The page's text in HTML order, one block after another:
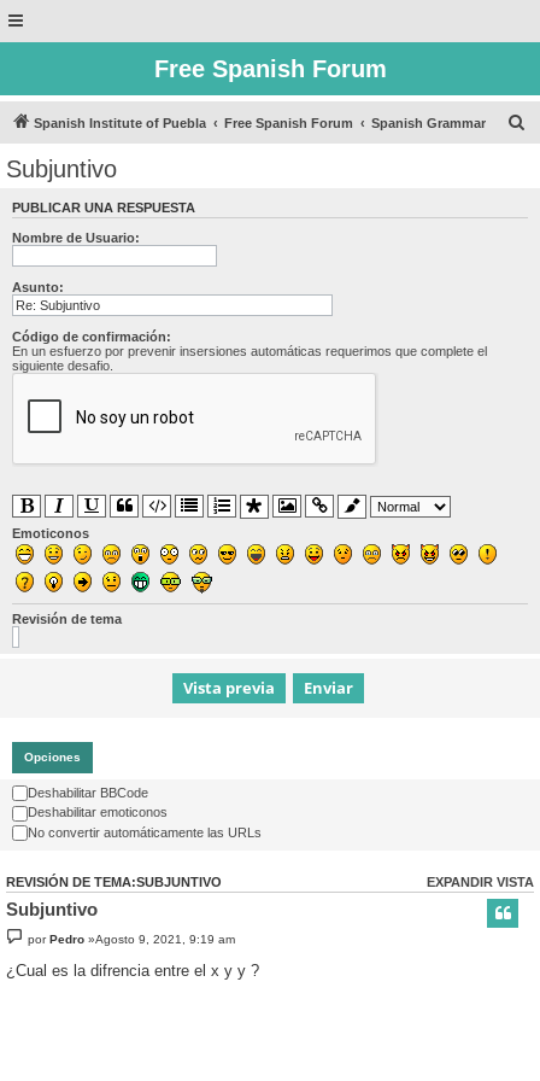
Free Spanish Forum
Spanish Institute of Puebla Free Spanish Forum Spanish Grammar
Subjuntivo
PUBLICAR UNA RESPUESTA
Nombre de Usuario:
Asunto:
Código de confirmación:
En un esfuerzo por prevenir insersiones automáticas requerimos que complete el
siguiente desafio.
Emoticonos
Revisión de tema
Opciones
Deshabilitar BBCode
Deshabilitar emoticonos
No convertir automáticamente las URLs
EXPANDIR VISTA
REVISIÓN DE TEMA:SUBJUNTIVO
Subjuntivo
porPedro »Agosto 9, 2021, 9:19 am
¿Cual es la difrencia entre el x y y ?